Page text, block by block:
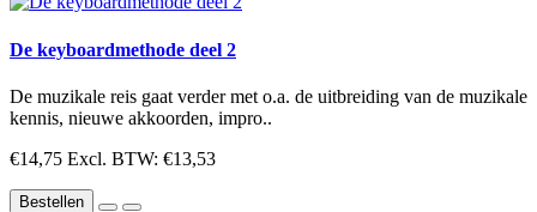
De keyboardmethode deel 2
De muzikale reis gaat verder met o.a. de uitbreiding van de muzikale
kennis, nieuwe akkoorden, impro..
€14,75 Excl. BTW: €13,53
Bestellen